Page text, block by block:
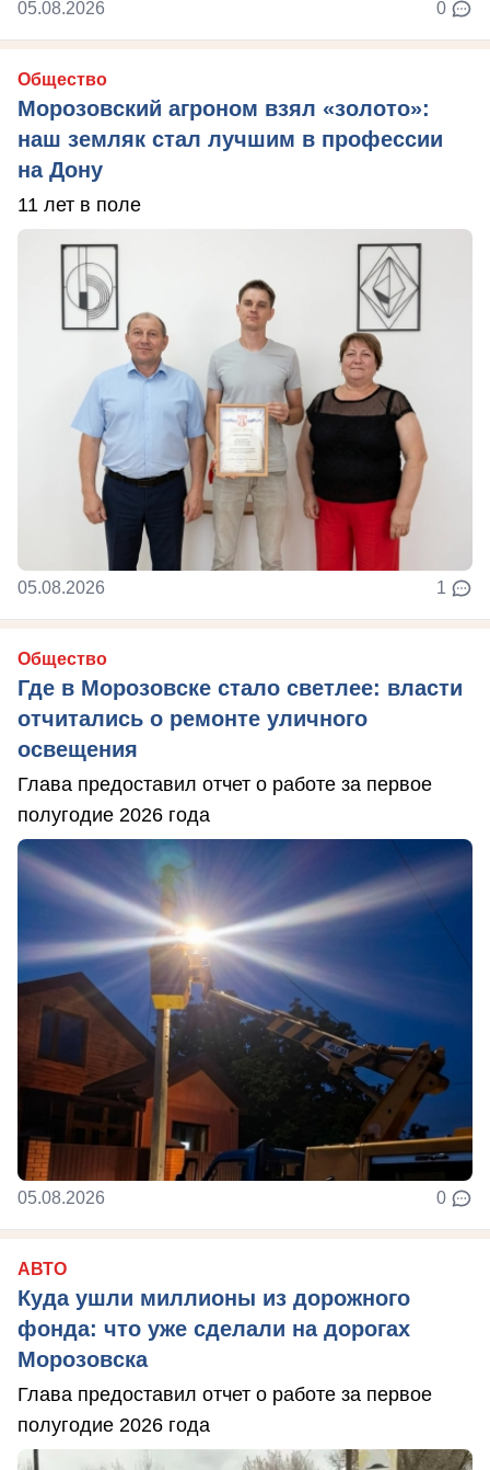
05.08.2026 0
Общество
Морозовский агроном взял «золото»:
наш земляк стал лучшим в профессии
на Дону
11 лет в поле
05.08.2026 1
Общество
Где в Морозовске стало светлее: власти
отчитались о ремонте уличного
освещения
Глава предоставил отчет о работе за первое
полугодие 2026 года
05.08.2026 0
АВТО
Куда ушли миллионы из дорожного
фонда: что уже сделали на дорогах
Морозовска
Глава предоставил отчет о работе за первое
полугодие 2026 года